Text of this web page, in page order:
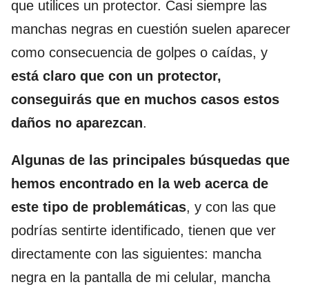
que utilices un protector. Casi siempre las
manchas negras en cuestión suelen aparecer
como consecuencia de golpes o caídas, y
está claro que con un protector,
conseguirás que en muchos casos estos
daños no aparezcan.
Algunas de las principales búsquedas que
hemos encontrado en la web acerca de
este tipo de problemáticas, y con las que
podrías sentirte identificado, tienen que ver
directamente con las siguientes: mancha
negra en la pantalla de mi celular, mancha